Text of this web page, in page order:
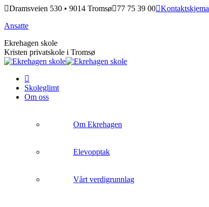
Skip
content
Dramsveien 530 • 9014 Tromsø 77 75 39 00 Kontaktskjema
Ansatte
Ekrehagen skole
Kristen privatskole i Tromsø
Skoleglimt
Om oss
Om Ekrehagen
Elevopptak
Vårt verdigrunnlag